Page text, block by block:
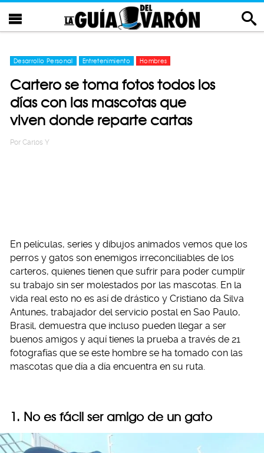
Desarrollo Personal Entretenimiento Hombres
Cartero se toma fotos todos los
días con las mascotas que
viven donde reparte cartas
Por Carlos Y
En películas, series y dibujos animados vemos que los
perros y gatos son enemigos irreconciliables de los
carteros, quienes tienen que sufrir para poder cumplir
su trabajo sin ser molestados por las mascotas. En la
vida real esto no es así de drástico y Cristiano da Silva
Antunes, trabajador del servicio postal en Sao Paulo,
Brasil, demuestra que incluso pueden llegar a ser
buenos amigos y aquí tienes la prueba a través de 21
fotografías que se este hombre se ha tomado con las
mascotas que día a día encuentra en su ruta.
1. No es fácil ser amigo de un gato